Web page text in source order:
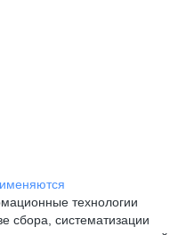
технологии
сбора, систематизации